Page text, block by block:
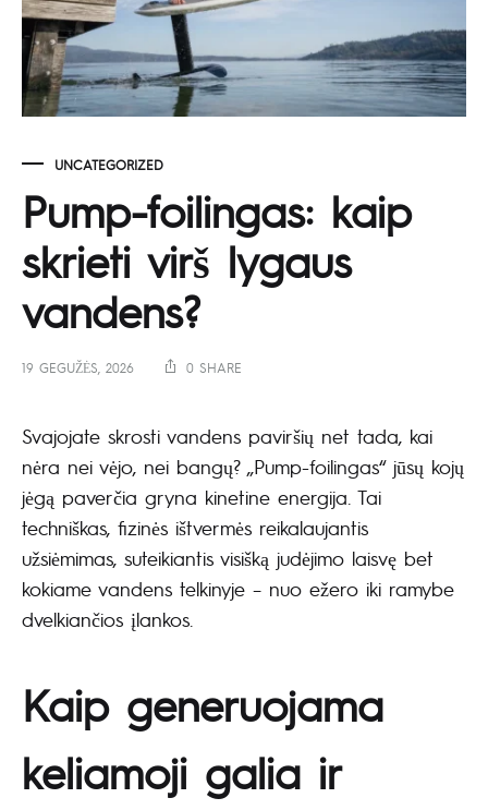
UNCATEGORIZED
Pump-foilingas: kaip
skrieti virš lygaus
vandens?
19 GEGUŽĖS, 2026 0 SHARE
Svajojate skrosti vandens paviršių net tada, kai
nėra nei vėjo, nei bangų? „Pump-foilingas“ jūsų kojų
jėgą paverčia gryna kinetine energija. Tai
techniškas, fizinės ištvermės reikalaujantis
užsiėmimas, suteikiantis visišką judėjimo laisvę bet
kokiame vandens telkinyje – nuo ežero iki ramybe
dvelkiančios įlankos.
Kaip generuojama
keliamoji galia ir